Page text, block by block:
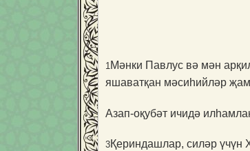
1Мәнки Павлус вә мән
яшаватқан мәсиһийләр
Азап-оқубәт ичидә
3Қериндашлар, силәр үчүн